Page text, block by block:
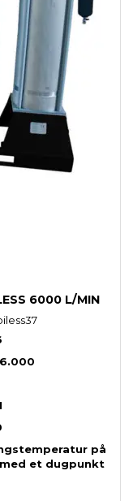
6000 L/MIN
på
et dugpunkt